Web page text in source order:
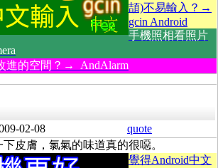
頡)不易輸入？→
gcin Android
手機照相看照片
進的空間？→ AndAlarm
02-08
quote
皮膚，氯氣的味道真的很噁。
覺得Android中文